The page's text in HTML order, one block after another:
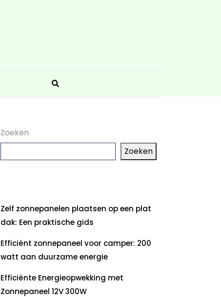
Zoeken
Zoeken
Zelf zonnepanelen plaatsen op een plat
dak: Een praktische gids
Efficiënt zonnepaneel voor camper: 200
watt aan duurzame energie
Efficiënte Energieopwekking met
Zonnepaneel 12V 300W